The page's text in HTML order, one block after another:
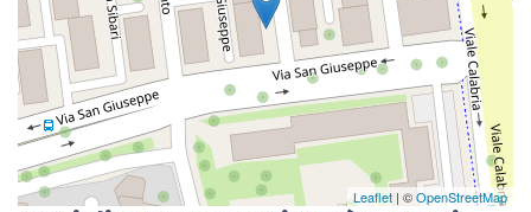
Leaflet | ©OpenStreetMap